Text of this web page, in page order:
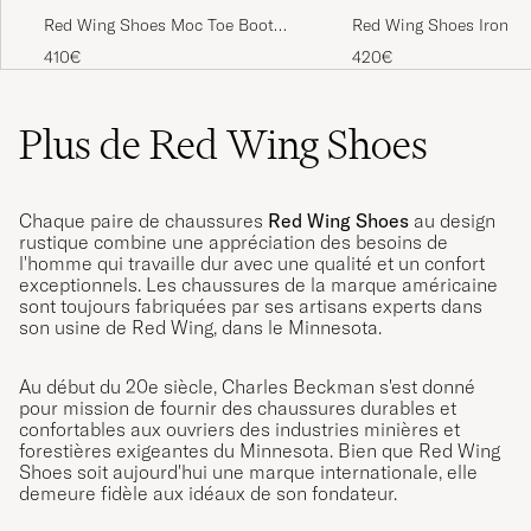
vinterbruk er lurt. Må gås inn, solide sko.
STIG T ACHETÉ LE SUR CAREOFCARL.NO
Riktigt fina skor i bra kvalitet. Det märks när
något stora i storleken om man jämför med
sneakers så det är nog en god idé att hitta sin
storlek innan man beställer.
KRISTIAN G ACHETÉ LE SUR CAREOFCARL.SE
Das was ich erwartet habe! Richtig gute
Schuhe, schneller geliefert als angekündigt.
Passt1
MARCUS-A. D ACHETÉ LE SUR CAREOFCARL.DE
Red Wing Shoes Moc Toe Boot
Copper Rough/Though Leather
410€
Red Wing Shoes Iron
Copper Rough/Though
420€
Plus de Red Wing Shoes
Chaque paire de chaussures Red Wing Shoes au design
rustique combine une appréciation des besoins de
l'homme qui travaille dur avec une qualité et un confort
exceptionnels. Les chaussures de la marque américaine
sont toujours fabriquées par ses artisans experts dans
son usine de Red Wing, dans le Minnesota.
Au début du 20e siècle, Charles Beckman s'est donné
pour mission de fournir des chaussures durables et
confortables aux ouvriers des industries minières et
forestières exigeantes du Minnesota. Bien que Red Wing
Shoes soit aujourd'hui une marque internationale, elle
demeure fidèle aux idéaux de son fondateur.